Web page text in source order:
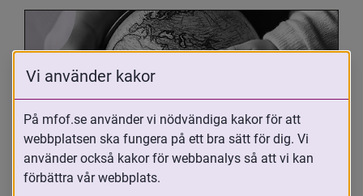
Oavsett om du är adopterad,
adoptivförälder eller arbetar med
Vi använder kakor
På mfof.se använder vi nödvändiga kakor för att
webbplatsen ska fungera på ett bra sätt för dig. Vi
använder också kakor för webbanalys så att vi kan
förbättra vår webbplats.